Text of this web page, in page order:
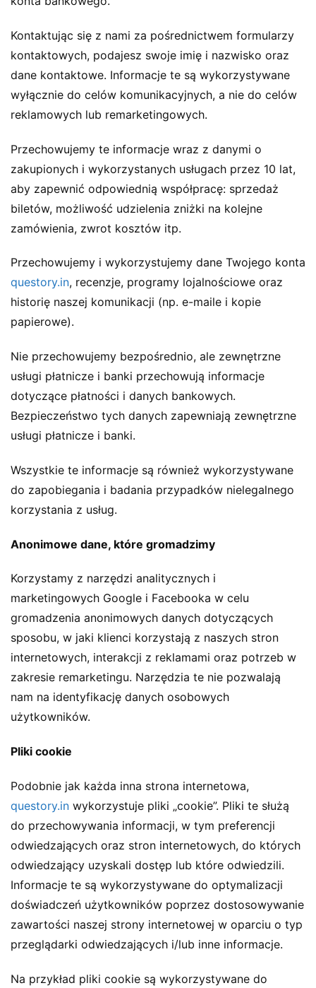
Kontaktując się z nami za pośrednictwem formularzy
kontaktowych, podajesz swoje imię i nazwisko oraz
dane kontaktowe. Informacje te są wykorzystywane
wyłącznie do celów komunikacyjnych, a nie do celów
reklamowych lub remarketingowych.
Przechowujemy te informacje wraz z danymi o
zakupionych i wykorzystanych usługach przez 10 lat,
aby zapewnić odpowiednią współpracę: sprzedaż
biletów, możliwość udzielenia zniżki na kolejne
zamówienia, zwrot kosztów itp.
Przechowujemy i wykorzystujemy dane Twojego konta
questory.in, recenzje, programy lojalnościowe oraz
historię naszej komunikacji (np. e-maile i kopie
papierowe).
Nie przechowujemy bezpośrednio, ale zewnętrzne
usługi płatnicze i banki przechowują informacje
dotyczące płatności i danych bankowych.
Bezpieczeństwo tych danych zapewniają zewnętrzne
usługi płatnicze i banki.
Wszystkie te informacje są również wykorzystywane
do zapobiegania i badania przypadków nielegalnego
korzystania z usług.
Anonimowe dane, które gromadzimy
Korzystamy z narzędzi analitycznych i
marketingowych Google i Facebooka w celu
gromadzenia anonimowych danych dotyczących
sposobu, w jaki klienci korzystają z naszych stron
internetowych, interakcji z reklamami oraz potrzeb w
zakresie remarketingu. Narzędzia te nie pozwalają
nam na identyfikację danych osobowych
użytkowników.
Pliki cookie
Podobnie jak każda inna strona internetowa,
questory.in wykorzystuje pliki „cookie”. Pliki te służą
do przechowywania informacji, w tym preferencji
odwiedzających oraz stron internetowych, do których
odwiedzający uzyskali dostęp lub które odwiedzili.
Informacje te są wykorzystywane do optymalizacji
doświadczeń użytkowników poprzez dostosowywanie
zawartości naszej strony internetowej w oparciu o typ
przeglądarki odwiedzających i/lub inne informacje.
Na przykład pliki cookie są wykorzystywane do